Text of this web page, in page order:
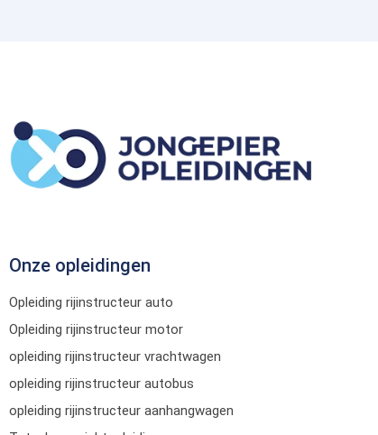
Onze opleidingen
Opleiding rijinstructeur auto
Opleiding rijinstructeur motor
opleiding rijinstructeur vrachtwagen
opleiding rijinstructeur autobus
opleiding rijinstructeur aanhangwagen